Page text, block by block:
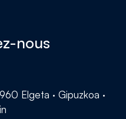
nous
Elgeta · Gipuzkoa ·